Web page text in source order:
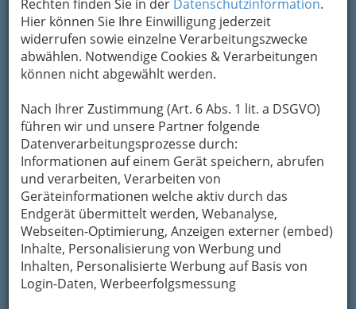
Rechten finden Sie in der Datenschutzinformation.
Hier können Sie Ihre Einwilligung jederzeit
widerrufen sowie einzelne Verarbeitungszwecke
abwählen. Notwendige Cookies & Verarbeitungen
können nicht abgewählt werden.
Nach Ihrer Zustimmung (Art. 6 Abs. 1 lit. a DSGVO)
führen wir und unsere Partner folgende
Datenverarbeitungsprozesse durch:
Informationen auf einem Gerät speichern, abrufen
und verarbeiten, Verarbeiten von
Geräteinformationen welche aktiv durch das
Endgerät übermittelt werden, Webanalyse,
Webseiten-Optimierung, Anzeigen externer (embed)
Inhalte, Personalisierung von Werbung und
Inhalten, Personalisierte Werbung auf Basis von
Login-Daten, Werbeerfolgsmessung
Kontaktaufnahme
Um die Info-Graz Firmenvor Spam-Mails zu
bewahren , verwenden wir an dieser Stelle zur
Übermittlung Ihrer Nachricht ein sicheres
Absenden umgehend per Mail an das
Unternehmen CEGELEC GmbH weitergeleitet.
Mein Name
Meine Email Adresse
Mein Betreff